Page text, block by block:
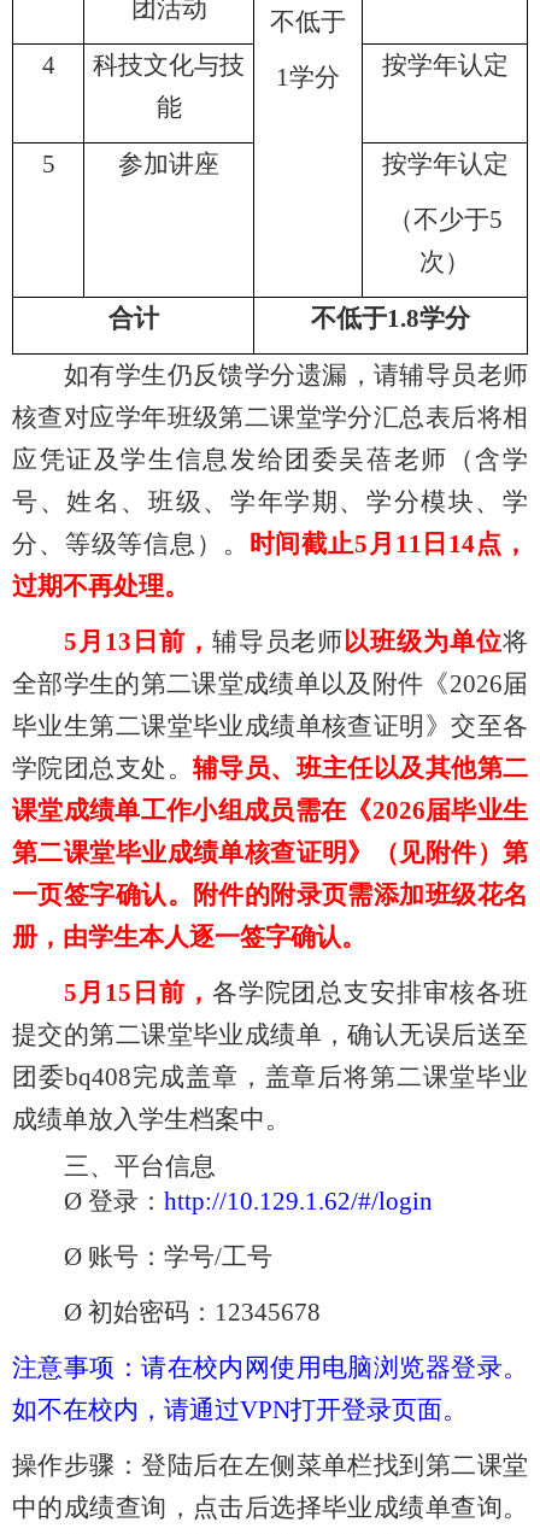
团活动
不低于
1学分
4
科技文化与技
能
按学年认定
5 参加讲座
按学年认定
（不少于5
次 ）
合计
不低于1.8学分
如有学生仍反馈学分遗漏，请辅导员老师
核查对应学年班级第二课堂学分汇总表后将相
应凭证及学生信息发给团委吴蓓老师（含学
号、姓名、班级、学年学期、学分模块、学
分、等级等信息）。 时间截止5月11日14点，
过期不再处理。
5月13日前， 辅导员老师以班级为单位将
全部学生的第二课堂成绩单以及附件《2026届
毕业生第二课堂毕业成绩单核查证明》交至各
学院团总支处。 辅导员、班主任以及其他第二
课堂成绩单工作小组成员需在《2026届毕业生
第二课堂毕业成绩单核查证明》（见附件）第
一页签字确认。附件的附录页需添加班级花名
册，由学生本人逐一签字确认。
5月15日前， 各学院团总支安排审核各班
提交的第二课堂毕业成绩单，确认无误后送至
团委bq408完成盖章，盖章后将第二课堂毕业
成绩单放入学生档案中。
三、平台信息
Ø 登录： http://10.129.1.62/#/login
Ø 账号：学号/工号
Ø 初始密码： 12345678
注意事项：请在校内网使用电脑浏览器登录。
如不在校内，请通过VPN打开登录页面。
操作步骤：登陆后在左侧菜单栏找到第二课堂
中的成绩查询，点击后选择毕业成绩单查询。